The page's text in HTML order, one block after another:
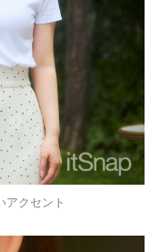
アクセント